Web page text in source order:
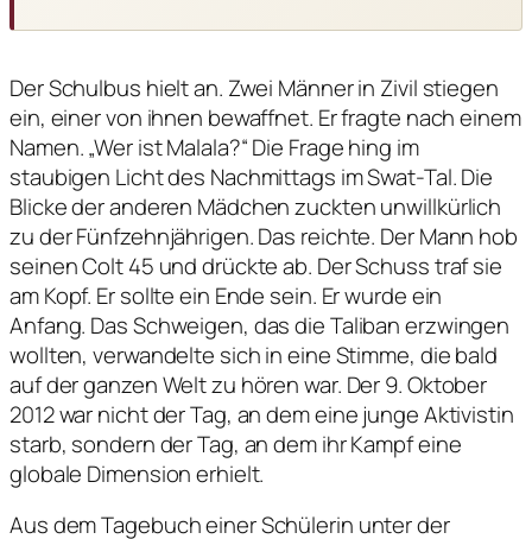
Der Schulbus hielt an. Zwei Männer in Zivil stiegen
ein, einer von ihnen bewaffnet. Er fragte nach einem
Namen. „Wer ist Malala?“ Die Frage hing im
staubigen Licht des Nachmittags im Swat-Tal. Die
Blicke der anderen Mädchen zuckten unwillkürlich
zu der Fünfzehnjährigen. Das reichte. Der Mann hob
seinen Colt 45 und drückte ab. Der Schuss traf sie
am Kopf. Er sollte ein Ende sein. Er wurde ein
Anfang. Das Schweigen, das die Taliban erzwingen
wollten, verwandelte sich in eine Stimme, die bald
auf der ganzen Welt zu hören war. Der 9. Oktober
2012 war nicht der Tag, an dem eine junge Aktivistin
starb, sondern der Tag, an dem ihr Kampf eine
globale Dimension erhielt.
Aus dem Tagebuch einer Schülerin unter der